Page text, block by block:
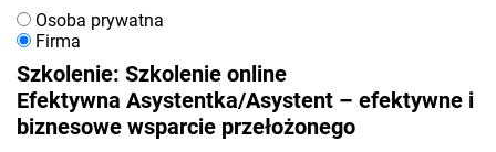
Osoba prywatna
Firma
Szkolenie: Szkolenie online
Efektywna Asystentka/Asystent – efektywne i
biznesowe wsparcie przełożonego